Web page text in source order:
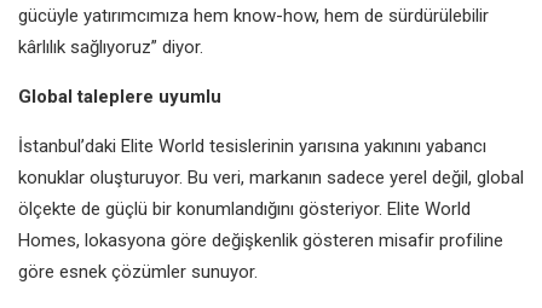
gücüyle yatırımcımıza hem know-how, hem de sürdürülebilir
kârlılık sağlıyoruz” diyor.
Global taleplere uyumlu
İstanbul’daki Elite World tesislerinin yarısına yakınını yabancı
konuklar oluşturuyor. Bu veri, markanın sadece yerel değil, global
ölçekte de güçlü bir konumlandığını gösteriyor. Elite World
Homes, lokasyona göre değişkenlik gösteren misafir profiline
göre esnek çözümler sunuyor.